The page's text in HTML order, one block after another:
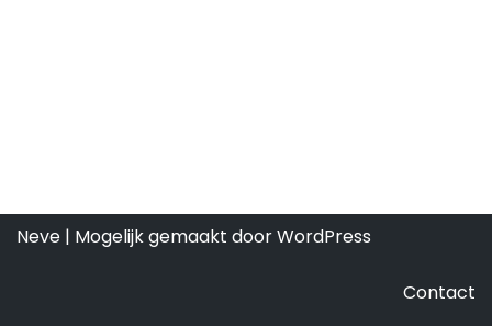
Neve | Mogelijk gemaakt doorWordPress
Contact